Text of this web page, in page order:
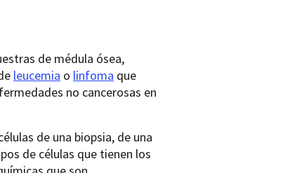
de médula ósea,
leucemia o linfoma que
no cancerosas en
de una biopsia, de una
de células que tienen los